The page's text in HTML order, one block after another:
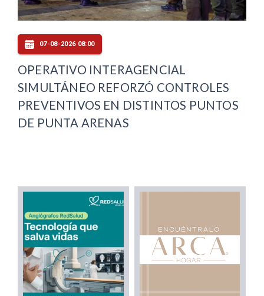
07-08-2026 08:00
OPERATIVO INTERAGENCIAL
SIMULTÁNEO REFORZÓ CONTROLES
PREVENTIVOS EN DISTINTOS PUNTOS
DE PUNTA ARENAS